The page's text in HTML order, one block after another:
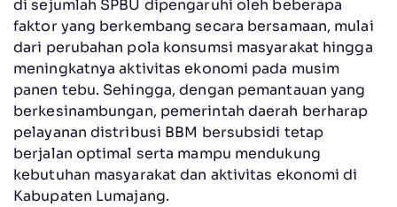
di sejumlah SPBU dipengaruhi oleh beberapa
faktor yang berkembang secara bersamaan, mulai
dari perubahan pola konsumsi masyarakat hingga
meningkatnya aktivitas ekonomi pada musim
panen tebu. Sehingga, dengan pemantauan yang
berkesinambungan, pemerintah daerah berharap
pelayanan distribusi BBM bersubsidi tetap
berjalan optimal serta mampu mendukung
kebutuhan masyarakat dan aktivitas ekonomi di
Kabupaten Lumajang.